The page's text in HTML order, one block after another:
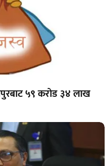
५९ करोड ३४ लाख